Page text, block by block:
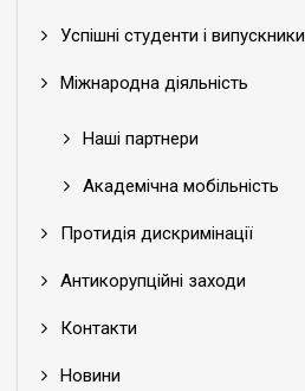
Успішні студенти і випускники
Міжнародна діяльність
Наші партнери
Академічна мобільність
Протидія дискримінації
Антикорупційні заходи
Контакти
Новини